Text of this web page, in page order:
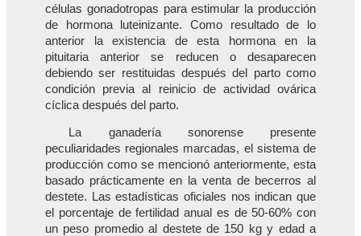
células gonadotropas para estimular la producción
de hormona luteinizante. Como resultado de lo
anterior la existencia de esta hormona en la
pituitaria anterior se reducen o desaparecen
debiendo ser restituidas después del parto como
condición previa al reinicio de actividad ovárica
cíclica después del parto.
La ganadería sonorense presente
peculiaridades regionales marcadas, el sistema de
producción como se mencionó anteriormente, esta
basado prácticamente en la venta de becerros al
destete. Las estadísticas oficiales nos indican que
el porcentaje de fertilidad anual es de 50-60% con
un peso promedio al destete de 150 kg y edad a